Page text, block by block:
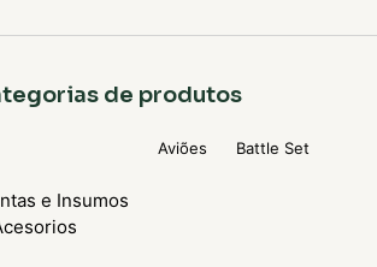
de produtos
e Insumos
Aviões Battle Set